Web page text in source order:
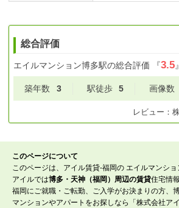
総合評価
エイルマンション博多駅の総合評価 『3.5』
築年数 3 駅徒歩 5 画像数
レビュー：
このページについて
このページは、アイル賃貸-福岡の エイルマンショ
アイルでは博多・天神（福岡）周辺の賃貸住宅情
福岡にご就職・ご転勤、ご入学がお決まりの方、
マンションやアパートをお探しなら「株式会社ア